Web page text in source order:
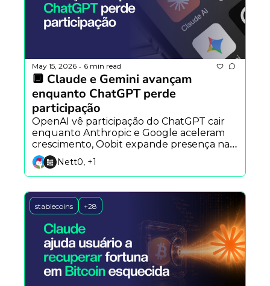
May 15, 2026 • 6 min read
🔲 Claude e Gemini avançam
enquanto ChatGPT perde
participação
OpenAI vê participação do ChatGPT cair
enquanto Anthropic e Google aceleram
crescimento, Oobit expande presença na
América Latina e estudo alerta sobre riscos
de agentes autônomos.
Nett0, +1
stablecoins +28